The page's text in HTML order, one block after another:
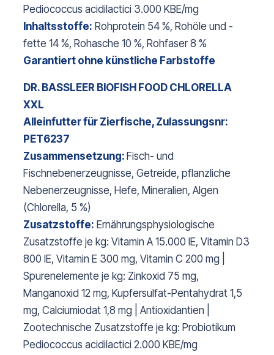
Pediococcus acidilactici 3.000 KBE/mg
Inhaltsstoffe: Rohprotein 54 %, Rohöle und -
fette 14 %, Rohasche 10 %, Rohfaser 8 %
Garantiert ohne künstliche Farbstoffe
DR. BASSLEER BIOFISH FOOD CHLORELLA
XXL
Alleinfutter für Zierfische, Zulassungsnr:
PET6237
Zusammensetzung: Fisch- und
Fischnebenerzeugnisse, Getreide, pflanzliche
Nebenerzeugnisse, Hefe, Mineralien, Algen
(Chlorella, 5 %)
Zusatzstoffe: Ernährungsphysiologische
Zusatzstoffe je kg: Vitamin A 15.000 IE, Vitamin D3
800 IE, Vitamin E 300 mg, Vitamin C 200 mg |
Spurenelemente je kg: Zinkoxid 75 mg,
Manganoxid 12 mg, Kupfersulfat-Pentahydrat 1,5
mg, Calciumiodat 1,8 mg | Antioxidantien |
Zootechnische Zusatzstoffe je kg: Probiotikum
Pediococcus acidilactici 2.000 KBE/mg